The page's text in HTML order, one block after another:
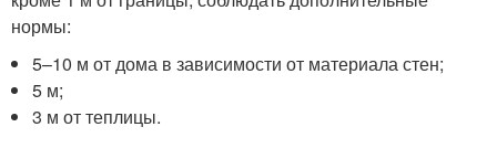
нормы:
5–10 м от дома в зависимости от материала стен;
5 м;
3 м от теплицы.